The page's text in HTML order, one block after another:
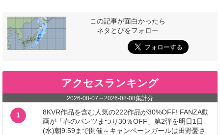
この記事が面白かったら
ネタとぴをフォロー
アクセスランキング
2026-08-07 ～2026-08-08集計分
1
8KVR作品を含む人気の222作品が30%OFF! FANZA動
画が「春のパンツまつり30％OFF」第2弾を明日1日
(水)朝9:59まで開催～キャンペーンガールは田野憂さ